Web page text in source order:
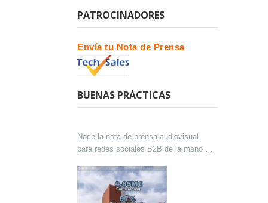
PATROCINADORES
Envía tu Nota de Prensa
BUENAS PRÁCTICAS
Nace la nota de prensa audiovisual
para redes sociales B2B de la mano de